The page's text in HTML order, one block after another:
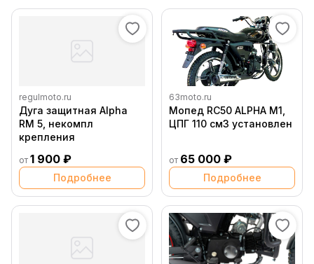
regulmoto.ru
Дуга защитная Alpha
RM 5, некомпл
крепления
от 1 900 ₽
Подробнее
63moto.ru
Мопед RC50 ALPHA M1,
ЦПГ 110 см3 установлен
от 65 000 ₽
Подробнее